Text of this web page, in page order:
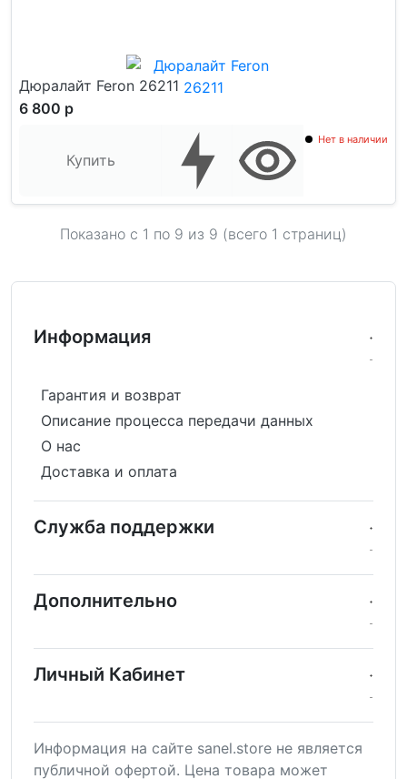
Дюралайт Feron 26211
6 800 р
Купить
Нет в наличии
Показано с 1 по 9 из 9 (всего 1 страниц)
Информация
Гарантия и возврат
Описание процесса передачи данных
О нас
Доставка и оплата
Служба поддержки
Дополнительно
Личный Кабинет
Информация на сайте sanel.store не является
публичной офертой. Цена товара может